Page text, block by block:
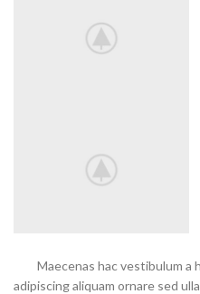
Maecenas hac vestibulum a
adipiscing aliquam ornare sed